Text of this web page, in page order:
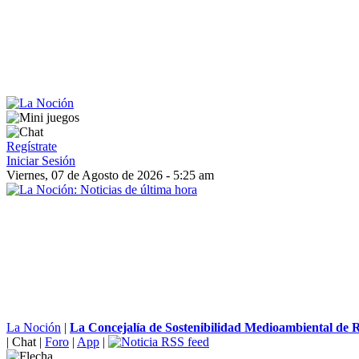
Regístrate
Iniciar Sesión
Viernes, 07 de Agosto de 2026 - 5:25 am
La Noción | La Concejalía de Sostenibilidad Medioambiental de
| Chat | Foro | App |